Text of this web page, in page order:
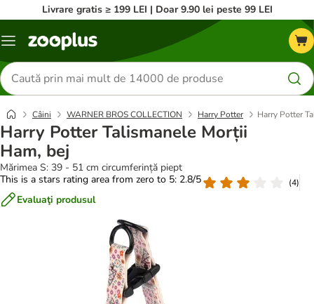
Livrare gratis ≥ 199 LEI | Doar 9.90 lei peste 99 LEI
Categorii
Căutare
produse
Câini WARNER BROS COLLECTION Harry Potter Harry Potter
Harry Potter Talismanele Morții
Ham, bej
Mărimea S: 39 - 51 cm circumferință piept
This is a stars rating area from zero to 5: 2.8/5
(4)
Evaluaţi produsul